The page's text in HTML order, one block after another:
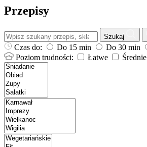
Przepisy
Szukaj
Czas do: Do 15 min Do 30 min
Poziom trudności:
Łatwe Średnie